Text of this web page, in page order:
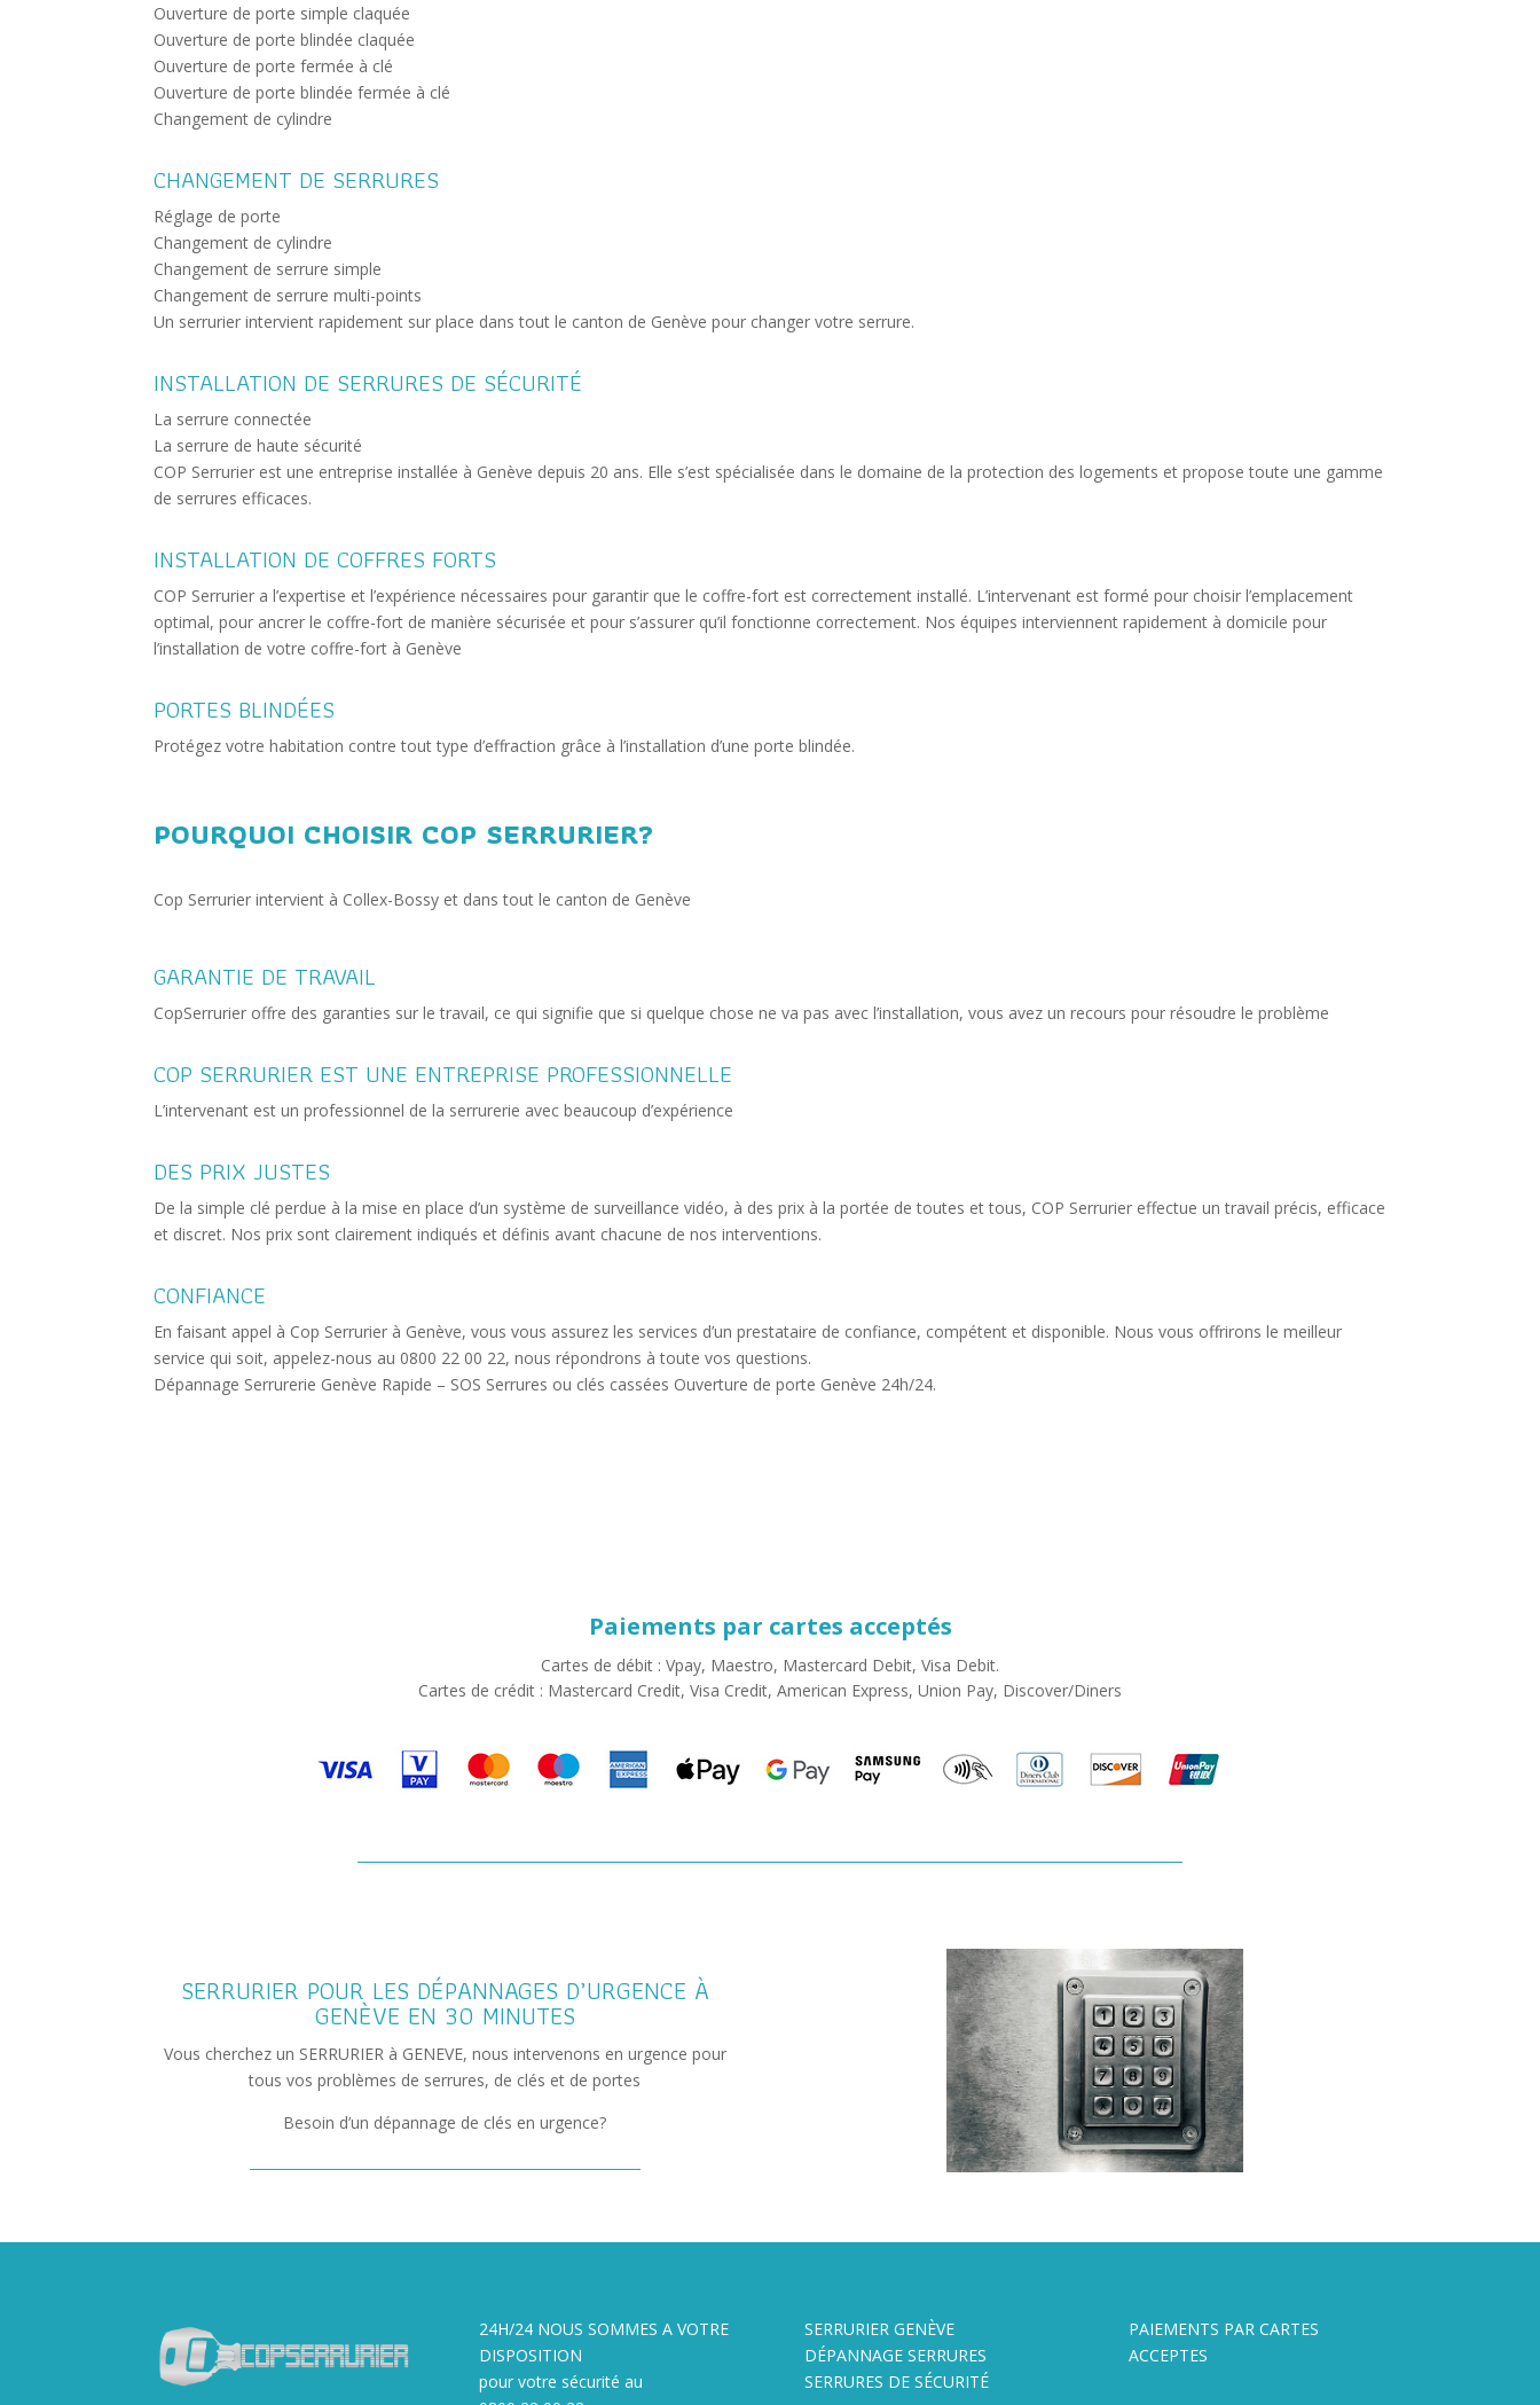
Ouverture de porte simple claquée
Ouverture de porte blindée claquée
Ouverture de porte fermée à clé
Ouverture de porte blindée fermée à clé
Changement de cylindre
CHANGEMENT DE SERRURES
Réglage de porte
Changement de cylindre
Changement de serrure simple
Changement de serrure multi-points
Un serrurier intervient rapidement sur place dans tout le canton de Genève pour changer votre serrure.
INSTALLATION DE SERRURES DE SÉCURITÉ
La serrure connectée
La serrure de haute sécurité
COP Serrurier est une entreprise installée à Genève depuis 20 ans. Elle s’est spécialisée dans le domaine de la protection des logements et propose toute une gamme
de serrures efficaces.
INSTALLATION DE COFFRES FORTS
COP Serrurier a l’expertise et l’expérience nécessaires pour garantir que le coffre-fort est correctement installé. L’intervenant est formé pour choisir l’emplacement
optimal, pour ancrer le coffre-fort de manière sécurisée et pour s’assurer qu’il fonctionne correctement. Nos équipes interviennent rapidement à domicile pour
l’installation de votre coffre-fort à Genève
PORTES BLINDÉES
Protégez votre habitation contre tout type d’effraction grâce à l’installation d’une porte blindée.
POURQUOI CHOISIR COP SERRURIER?
Cop Serrurier intervient à Collex-Bossy et dans tout le canton de Genève
GARANTIE DE TRAVAIL
CopSerrurier offre des garanties sur le travail, ce qui signifie que si quelque chose ne va pas avec l’installation, vous avez un recours pour résoudre le problème
COP SERRURIER EST UNE ENTREPRISE PROFESSIONNELLE
L’intervenant est un professionnel de la serrurerie avec beaucoup d’expérience
DES PRIX JUSTES
De la simple clé perdue à la mise en place d’un système de surveillance vidéo, à des prix à la portée de toutes et tous, COP Serrurier effectue un travail précis, efficace
et discret. Nos prix sont clairement indiqués et définis avant chacune de nos interventions.
CONFIANCE
En faisant appel à Cop Serrurier à Genève, vous vous assurez les services d’un prestataire de confiance, compétent et disponible. Nous vous offrirons le meilleur
service qui soit, appelez-nous au 0800 22 00 22, nous répondrons à toute vos questions.
Dépannage Serrurerie Genève Rapide – SOS Serrures ou clés cassées Ouverture de porte Genève 24h/24.
Paiements par cartes acceptés
Cartes de débit : Vpay, Maestro, Mastercard Debit, Visa Debit.
Cartes de crédit : Mastercard Credit, Visa Credit, American Express, Union Pay, Discover/Diners
SERRURIER POUR LES DÉPANNAGES D’URGENCE À
GENÈVE EN 30 MINUTES
Vous cherchez un SERRURIER à GENEVE, nous intervenons en urgence pour
tous vos problèmes de serrures, de clés et de portes
Besoin d’un dépannage de clés en urgence?
24H/24 NOUS SOMMES A VOTRE
DISPOSITION
pour votre sécurité au
SERRURIER GENÈVE
DÉPANNAGE SERRURES
SERRURES DE SÉCURITÉ
PAIEMENTS PAR CARTES
ACCEPTES